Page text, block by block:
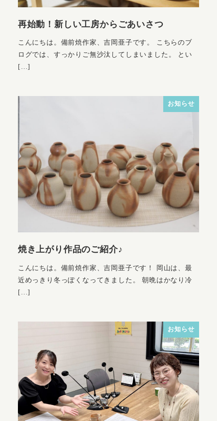
再始動！新しい工房からごあいさつ
こんにちは。備前焼作家、吉岡亜子です。 こちらのブ
ログでは、すっかりご無沙汰してしまいました。 とい
[…]
お知らせ
焼き上がり作品のご紹介♪
こんにちは。備前焼作家、吉岡亜子です！ 岡山は、最
近めっきり冬っぽくなってきました。 朝晩はかなり冷
[…]
お知らせ